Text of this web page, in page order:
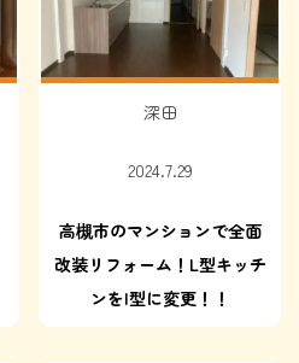
深田
2024.7.29
高槻市のマンションで全面
改装リフォーム！L型キッチ
ンをI型に変更！！